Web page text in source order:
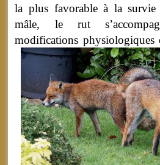
la plus favorable à la survie
mâle, le rut
modifications physiologiques